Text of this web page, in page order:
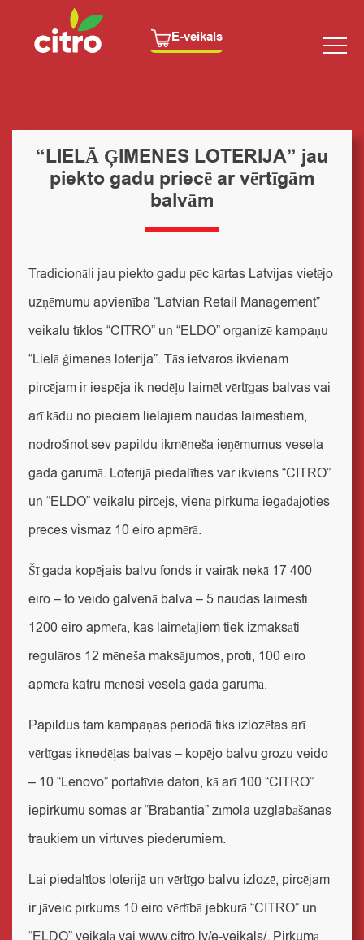
E-veikals
“LIELĀ ĢIMENES LOTERIJA” jau
piekto gadu priecē ar vērtīgām
balvām
Tradicionāli jau piekto gadu pēc kārtas Latvijas vietējo
uzņēmumu apvienība “Latvian Retail Management”
veikalu tīklos “CITRO” un “ELDO” organizē kampaņu
“Lielā ģimenes loterija”. Tās ietvaros ikvienam
pircējam ir iespēja ik nedēļu laimēt vērtīgas balvas vai
arī kādu no pieciem lielajiem naudas laimestiem,
nodrošinot sev papildu ikmēneša ieņēmumus vesela
gada garumā. Loterijā piedalīties var ikviens “CITRO”
un “ELDO” veikalu pircējs, vienā pirkumā iegādājoties
preces vismaz 10 eiro apmērā.
Šī gada kopējais balvu fonds ir vairāk nekā 17 400
eiro – to veido galvenā balva – 5 naudas laimesti
1200 eiro apmērā, kas laimētājiem tiek izmaksāti
regulāros 12 mēneša maksājumos, proti, 100 eiro
apmērā katru mēnesi vesela gada garumā.
Papildus tam kampaņas periodā tiks izlozētas arī
vērtīgas iknedēļas balvas – kopējo balvu grozu veido
– 10 “Lenovo” portatīvie datori, kā arī 100 “CITRO”
iepirkumu somas ar “Brabantia” zīmola uzglabāšanas
traukiem un virtuves piederumiem.
Lai piedalītos loterijā un vērtīgo balvu izlozē, pircējam
ir jāveic pirkums 10 eiro vērtībā jebkurā “CITRO” un